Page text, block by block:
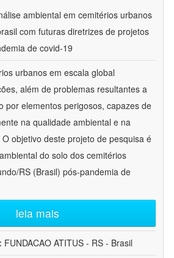
ambiental em cemitérios urbanos
com futuras diretrizes de projetos
de covid-19
urbanos em escala global
além de problemas resultantes a
por elementos perigosos, capazes de
na qualidade ambiental e na
objetivo deste projeto de pesquisa é
do solo dos cemitérios
RS (Brasil) pós-pandemia de
leia mais
FUNDACAO ATITUS - RS - Brasil